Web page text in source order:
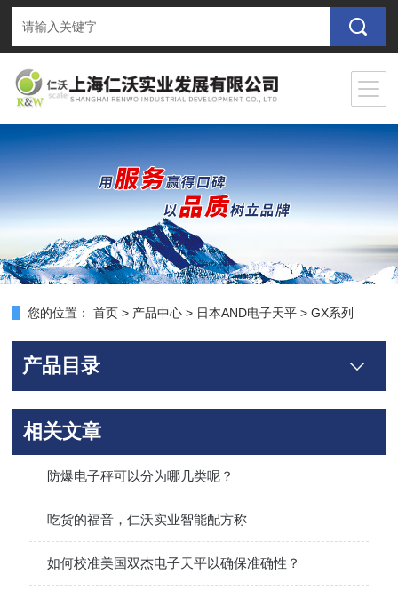
您的位置： 首页 > 产品中心 > 日本AND电子天平 >GX系列
产品目录
相关文章
防爆电子秤可以分为哪几类呢？
吃货的福音，仁沃实业智能配方称
如何校准美国双杰电子天平以确保准确性？